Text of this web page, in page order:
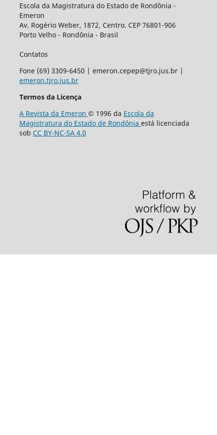
Escola da Magistratura do Estado de Rondônia -
Emeron
Av. Rogério Weber, 1872, Centro. CEP 76801-906
Porto Velho - Rondônia - Brasil
Contatos
Fone (69) 3309-6450 | emeron.cepep@tjro.jus.br |
emeron.tjro.jus.br
Termos da Licença
A Revista da Emeron © 1996 da Escola da
Magistratura do Estado de Rondônia está licenciada
sob CC BY-NC-SA 4.0